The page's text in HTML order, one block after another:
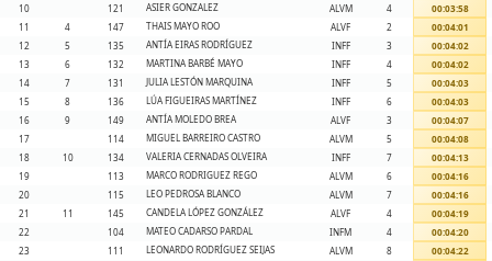
10
121 ASIER GONZALEZ ALVM 4
00:03:58
11
4 147 THAIS MAYO ROO ALVF 2
00:04:01
12
5 135 ANTÍA EIRAS RODRÍGUEZ INFF 3
00:04:02
13
6 132 MARTINA BARBÉ MAYO INFF 4
00:04:02
14
7 131 JULIA LESTÓN MARQUINA INFF 5
00:04:03
15
8 136 LÚA FIGUEIRAS MARTÍNEZ INFF 6
00:04:03
16
9 149 ANTÍA MOLEDO BREA ALVF 3
00:04:07
17
114 MIGUEL BARREIRO CASTRO ALVM 5
00:04:08
18
10 134 VALERIA CERNADAS OLVEIRA INFF 7
00:04:13
19
113 MARCO RODRIGUEZ REGO ALVM 6
00:04:16
20
115 LEO PEDROSA BLANCO ALVM 7
00:04:16
21
11 145 CANDELA LÓPEZ GONZÁLEZ ALVF 4
00:04:19
22
104 MATEO CADARSO PARDAL INFM 4
00:04:20
23
111 LEONARDO RODRÍGUEZ SEIJAS ALVM 8
00:04:22